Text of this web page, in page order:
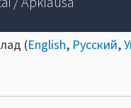
(English, Русский,